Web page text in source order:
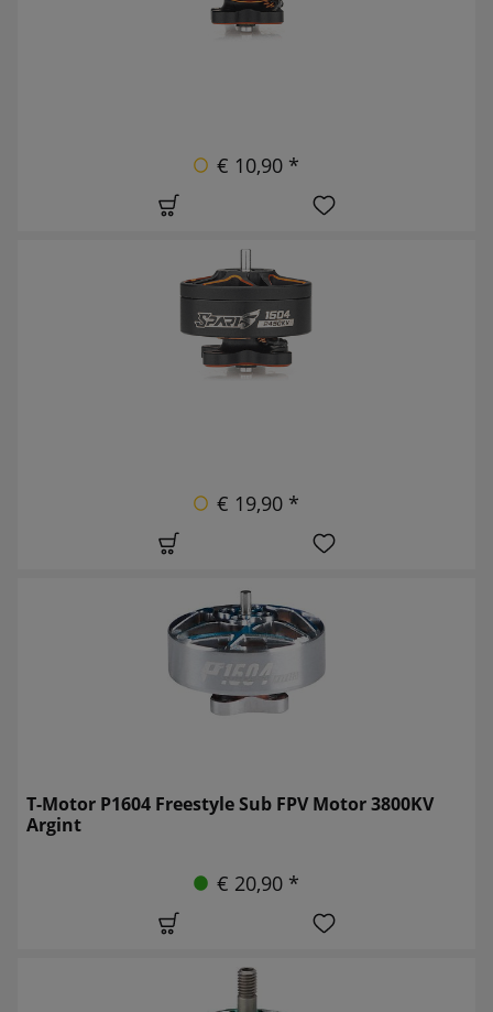
€ 10,90 *
€ 19,90 *
T-Motor P1604 Freestyle Sub FPV Motor 3800KV
Argint
€ 20,90 *